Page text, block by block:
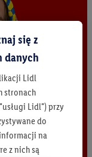
się z
danych
Lidl
stronach
Lidl") przy
do
na
z nich są